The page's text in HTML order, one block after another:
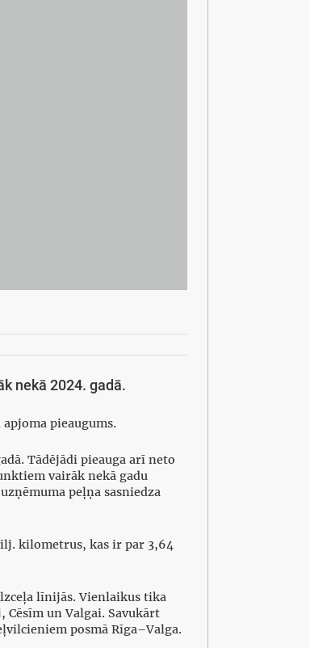
nekā 2024. gadā.
pieaugums.
Tādējādi pieauga arī neto
vairāk nekā gadu
peļņa sasniedza
kilometrus, kas ir par 3,64
līnijās. Vienlaikus tika
un Valgai. Savukārt
posmā Rīga–Valga.